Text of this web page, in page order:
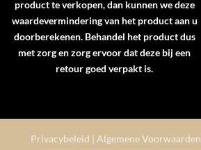
product te verkopen, dan kunnen we deze
waardevermindering van het product aan u
doorberekenen. Behandel het product dus
met zorg en zorg ervoor dat deze bij een
retour goed verpakt is.
Privacybeleid | Algemene Voorwaarden